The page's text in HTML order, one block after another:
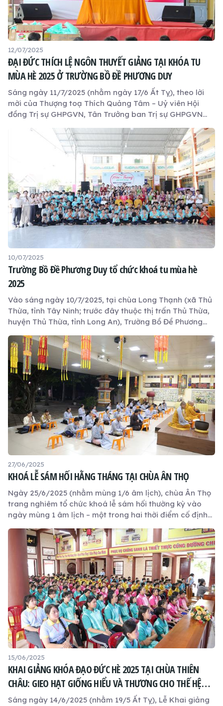
chức và các khoá sinh.
12/07/2025
ĐẠI ĐỨC THÍCH LỆ NGÔN THUYẾT GIẢNG TẠI KHÓA TU
MÙA HÈ 2025 Ở TRƯỜNG BỒ ĐỀ PHƯƠNG DUY
Sáng ngày 11/7/2025 (nhằm ngày 17/6 Ất Tỵ), theo lời
mời của Thượng toạ Thích Quảng Tâm – Uỷ viên Hội
đồng Trị sự GHPGVN, Tân Trưởng ban Trị sự GHPGVN
Phương Duy, Trụ trì chùa Long Thạnh – Đại đức Thích Lệ
Ngôn, Phó Trưởng ban Trị sự kiêm Trưởng ban Hoằng
pháp GHPGVN tỉnh Tây Ninh, Trưởng phòng Đào tạo
Học viện Phật giáo Việt Nam tại TP.HCM, đã quang lâm
thuyết giảng tại khóa tu mùa hè với đề tài “Lòng biết ơn
– Cội nguồn của đạo đức”.
10/07/2025
Trường Bồ Đề Phương Duy tổ chức khoá tu mùa hè
2025
Vào sáng ngày 10/7/2025, tại chùa Long Thạnh (xã Thủ
Thừa, tỉnh Tây Ninh; trước đây thuộc thị trấn Thủ Thừa,
huyện Thủ Thừa, tỉnh Long An), Trường Bồ Đề Phương
năm 2025. Khóa tu kéo dài trong 3 ngày, do chùa Long
Thạnh, Trường Bồ Đề Phương Duy và hệ thống Xanh Tuệ
Đức phối hợp tổ chức.
27/06/2025
KHOÁ LỄ SÁM HỐI HẰNG THÁNG TẠI CHÙA ÂN THỌ
Ngày 25/6/2025 (nhằm mùng 1/6 âm lịch), chùa Ân Thọ
trang nghiêm tổ chức khoá lễ sám hối thường kỳ vào
ngày mùng 1 âm lịch – một trong hai thời điểm cố định
vun bồi công đức và thanh lọc tâm ý.
15/06/2025
KHAI GIẢNG KHÓA ĐẠO ĐỨC HÈ 2025 TẠI CHÙA THIÊN
CHÂU: GIEO HẠT GIỐNG HIỂU VÀ THƯƠNG CHO THẾ HỆ
TRẺ
Sáng ngày 14/6/2025 (nhằm 19/5 Ất Tỵ), Lễ Khai giảng